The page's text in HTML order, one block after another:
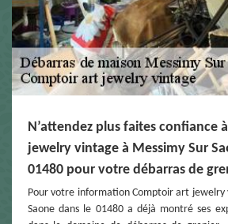
N’attendez plus faites confiance
jewelry vintage à Messimy Sur
01480 pour votre débarras de
Pour votre information Comptoir art jewelry
Saone dans le 01480 a déjà montré ses